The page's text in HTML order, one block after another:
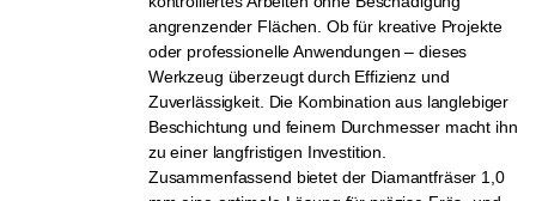
angrenzender Flächen. Ob für kreative Projekte
oder professionelle Anwendungen – dieses
Werkzeug überzeugt durch Effizienz und
Zuverlässigkeit. Die Kombination aus langlebiger
Beschichtung und feinem Durchmesser macht ihn
zu einer langfristigen Investition.
Zusammenfassend bietet der Diamantfräser 1,0